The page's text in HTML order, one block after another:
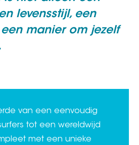
levensstijl, een
manier om jezelf
van een eenvoudig
tot een wereldwijd
met een unieke